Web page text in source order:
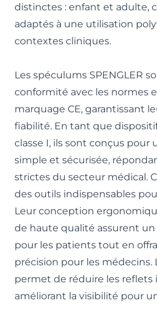
distinctes : enfant et adulte,
adaptés à une utilisation
contextes cliniques.
Les spéculums SPENGLER
conformité avec les normes
marquage CE, garantissant
fiabilité. En tant que
classe I, ils sont conçus pour
simple et sécurisée,
strictes du secteur médical.
des outils indispensables
Leur conception
de haute qualité assurent
pour les patients tout en
précision pour les médecins.
permet de réduire les reflets
améliorant la visibilité pour